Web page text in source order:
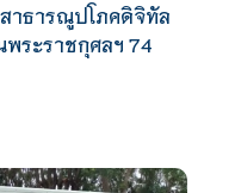
าธารณูปโภคดิจิทัล
พระราชกุศลฯ 74